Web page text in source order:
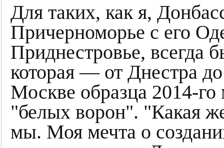
Для таких, как я,
Причерноморье с его
Приднестровье, всегда
которая — от Днестра
Москве образца 2014-
"белых ворон". "Какая
мы. Моя мечта о